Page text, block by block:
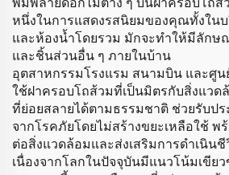
หนึ่งในการแสดงรสนิยมของคุณทั้งใน
และห้องน้ำโดยรวม มักจะทำให้มีลักษ
และชิ้นส่วนอื่น ๆ ภายในบ้าน
อุตสาหกรรมโรงแรม สนามบิน และศูน
ใช้ฝาครอบโถส้วมที่เป็นมิตรกับสิ่งแวด
ที่ย่อยสลายได้ตามธรรมชาติ ช่วยรับป
จากโรคภัยโดยไม่สร้างขยะเหลือใช้ พ
ต่อสิ่งแวดล้อมและส่งเสริมการดำเนินชี
เนื่องจากโลกในปัจจุบันมีแนวโน้มเขีย